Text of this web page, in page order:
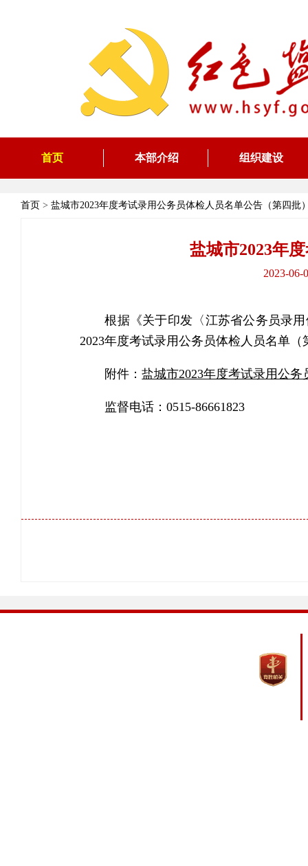
首页 本部介绍 组织建设
首页 > 盐城市2023年度考试录用公务员体检人员名单公告（第四批
盐城市2023年
2023-
根据《关于印发〈江苏省公务员录
2023年度考试录用公务员体检人员名单
附件：盐城市2023年度考试录用公
监督电话：0515-86661823